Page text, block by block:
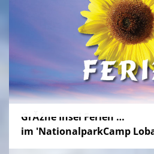
Zum stressfreien Kurzurlaub der
Freundeskreis im idyllischen
Naturabenteuern bei einer
urigen 'Nationalpark Donau-
Sterngucken und Palavern am
â€Ś fehlt schlicht nur noch Ihre
>
'Green Camp Weekend'
'Schlafnester CampLodges'
Exklusive NĂ¤chte â€Ś auf der
GrĂźne Insel Ferien …
im 'NationalparkCamp